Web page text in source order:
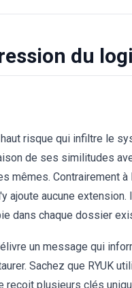
du
risque qui infiltre le
de ses similitudes
mêmes. Contrairement
ajoute aucune
dans chaque dossier
un message qui
Sachez que RYUK
reçoit plusieurs clés